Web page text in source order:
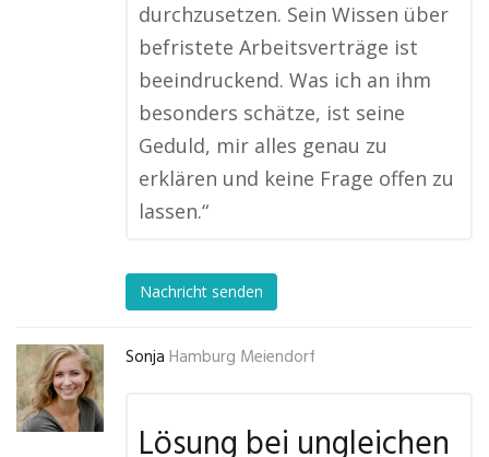
durchzusetzen. Sein Wissen über
befristete Arbeitsverträge ist
beeindruckend. Was ich an ihm
besonders schätze, ist seine
Geduld, mir alles genau zu
erklären und keine Frage offen zu
lassen.“
Nachricht senden
Sonja Hamburg Meiendorf
Lösung bei ungleichen